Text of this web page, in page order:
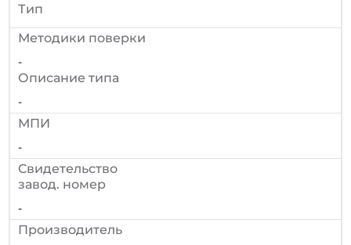
Тип
Методики поверки
-
Описание типа
-
МПИ
-
Cвидетельство
завод. номер
-
Производитель